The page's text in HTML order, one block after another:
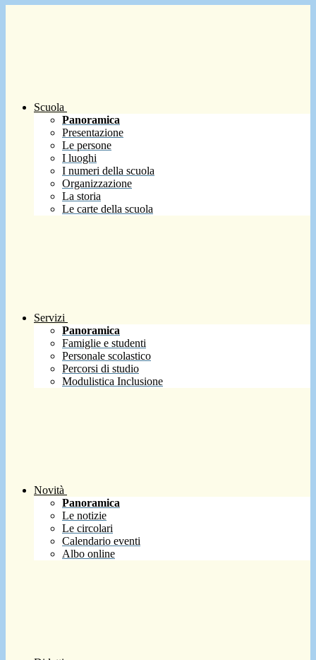
Scuola
Panoramica
Presentazione
Le persone
I luoghi
I numeri della scuola
Organizzazione
La storia
Le carte della scuola
Servizi
Panoramica
Famiglie e studenti
Personale scolastico
Percorsi di studio
Modulistica Inclusione
Novità
Panoramica
Le notizie
Le circolari
Calendario eventi
Albo online